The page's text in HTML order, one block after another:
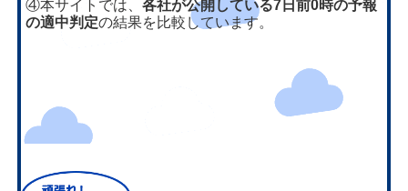
④本サイトでは、各社が公開している7日前0時の予報
の適中判定の結果を比較しています。